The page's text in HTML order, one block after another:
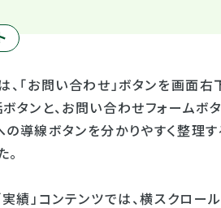
、「お問い合わせ」ボタンを画面
タンと、お問い合わせフォーム
の導線ボタンを分かりやすく整理
実績」コンテンツでは、横スクロ